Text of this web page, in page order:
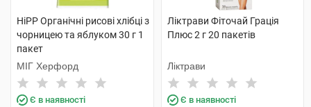
HiPP Органічні рисові хлібці з
чорницею та яблуком 30 г 1
пакет
МІГ Херфорд
Є в наявності
Ліктрави Фіточай Грація
Плюс 2 г 20 пакетів
Ліктрави
Є в наявності